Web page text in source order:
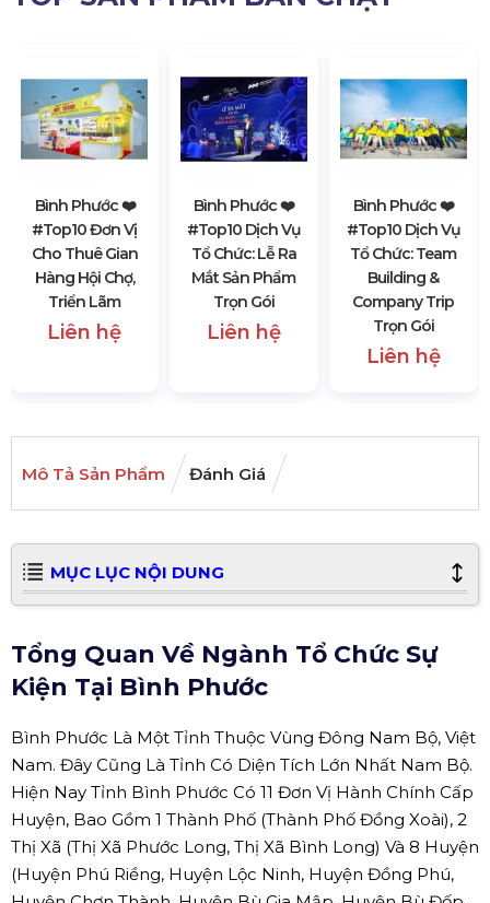
Bình Phước ❤️️
#top10 Đơn Vị
Cho Thuê Gian
Hàng Hội Chợ,
Triển Lãm
Liên hệ
Bình Phước ❤️️
#top10 Dịch Vụ
Tổ Chức: Lễ Ra
Mắt Sản Phẩm
Trọn Gói
Liên hệ
Bình Phước ❤️️
#top10 Dịch Vụ
Tổ Chức: Team
Building &
Company Trip
Trọn Gói
Liên hệ
Mô Tả Sản Phẩm Đánh Giá
MỤC LỤC NỘI DUNG
Tổng Quan Về Ngành Tổ Chức Sự
Kiện Tại Bình Phước
Bình Phước Là Một Tỉnh Thuộc Vùng Đông Nam Bộ, Việt
Nam. Đây Cũng Là Tỉnh Có Diện Tích Lớn Nhất Nam Bộ.
Hiện Nay Tỉnh Bình Phước Có 11 Đơn Vị Hành Chính Cấp
Huyện, Bao Gồm 1 Thành Phố (Thành Phố Đồng Xoài), 2
Thị Xã (Thị Xã Phước Long, Thị Xã Bình Long) Và 8 Huyện
(Huyện Phú Riềng, Huyện Lộc Ninh, Huyện Đồng Phú,